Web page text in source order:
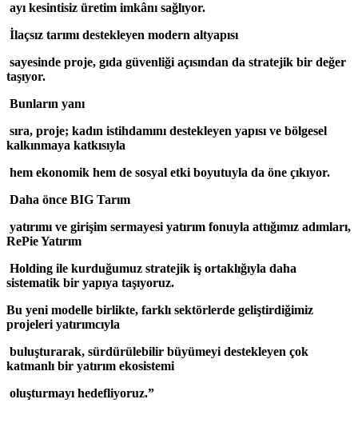
ayı kesintisiz üretim imkânı sağlıyor.
İlaçsız tarımı destekleyen modern altyapısı
sayesinde proje, gıda güvenliği açısından da stratejik bir değer
taşıyor.
Bunların yanı
sıra, proje; kadın istihdamını destekleyen yapısı ve bölgesel
kalkınmaya katkısıyla
hem ekonomik hem de sosyal etki boyutuyla da öne çıkıyor.
Daha önce BIG Tarım
yatırımı ve girişim sermayesi yatırım fonuyla attığımız adımları,
RePie Yatırım
Holding ile kurduğumuz stratejik iş ortaklığıyla daha
sistematik bir yapıya taşıyoruz.
Bu yeni modelle birlikte, farklı sektörlerde geliştirdiğimiz
projeleri yatırımcıyla
buluşturarak, sürdürülebilir büyümeyi destekleyen çok
katmanlı bir yatırım ekosistemi
oluşturmayı hedefliyoruz.”